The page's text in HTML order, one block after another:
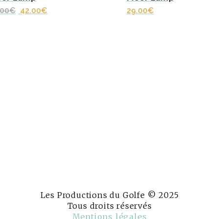
€ Le
42.00€
29.00€
Les Productions du Golfe © 2025
Tous droits réservés
Mentions légales